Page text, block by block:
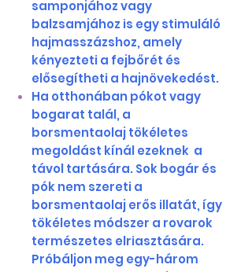
samponjához vagy
balzsamjához is egy stimuláló
hajmasszázshoz, amely
kényezteti a fejbőrét és
elősegítheti a hajnövekedést.
Ha otthonában pókot vagy
bogarat talál, a
borsmentaolaj tökéletes
megoldást kínál ezeknek a
távol tartására. Sok bogár és
pók nem szereti a
borsmentaolaj erős illatát, így
tökéletes módszer a rovarok
természetes elriasztására.
Próbáljon meg egy-három